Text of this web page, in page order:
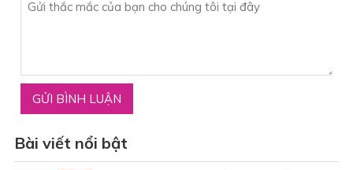
Bài viết nổi bật